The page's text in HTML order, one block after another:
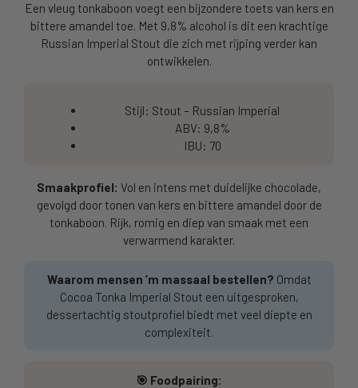
Een vleug tonkaboon voegt een bijzondere toets van kers en
bittere amandel toe. Met 9,8% alcohol is dit een krachtige
Russian Imperial Stout die zich met rijping verder kan
ontwikkelen.
Stijl: Stout – Russian Imperial
ABV: 9,8%
IBU: 70
Smaakprofiel: Vol en intens met duidelijke chocolade,
gevolgd door tonen van kers en bittere amandel door de
tonkaboon. Rijk, romig en diep van smaak met een
verwarmend karakter.
Waarom mensen ’m massaal bestellen? Omdat
Cocoa Tonka Imperial Stout een uitgesproken,
dessertachtig stoutprofiel biedt met veel diepte en
complexiteit.
🎯 Foodpairing: